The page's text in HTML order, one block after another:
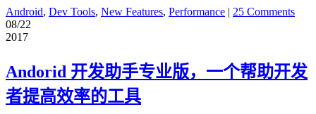
Android, Dev Tools, New Features, Performance | 25 Comments
08/22
2017
Andorid 开发助手专业版，一个帮助开发
者提高效率的工具